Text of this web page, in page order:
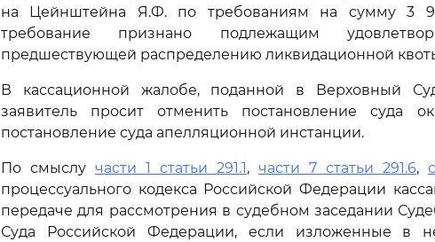
на Цейнштейна Я.Ф. по требованиям на сумму 3
требование признано подлежащим
предшествующей распределению ликвидационной
В кассационной жалобе, поданной в Верховный
заявитель просит отменить постановление суда
постановление суда апелляционной инстанции.
По смыслу части 1 статьи 291.1, части 7 статьи 291.6,
процессуального кодекса Российской Федерации
передаче для рассмотрения в судебном заседании
Суда Российской Федерации, если изложенные в